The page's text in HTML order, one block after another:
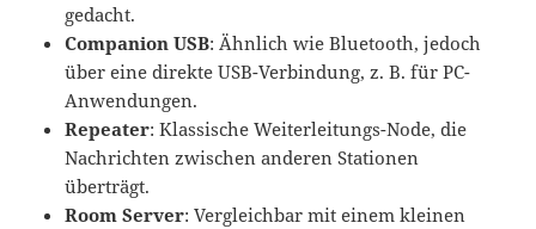
gedacht.
Companion USB: Ähnlich wie Bluetooth, jedoch
über eine direkte USB-Verbindung, z. B. für PC-
Anwendungen.
Repeater: Klassische Weiterleitungs-Node, die
Nachrichten zwischen anderen Stationen
überträgt.
Room Server: Vergleichbar mit einem kleinen